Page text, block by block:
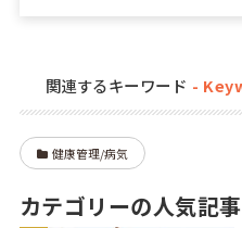
関連するキーワード
健康管理/病気
カテゴリーの人気記事